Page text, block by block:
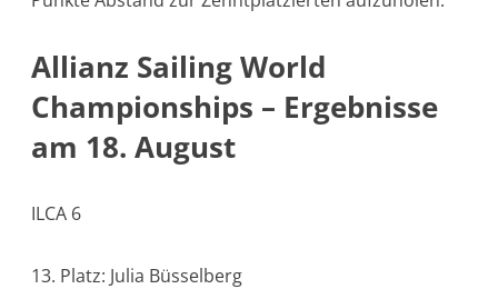
Allianz Sailing World
Championships – Ergebnisse
am 18. August
ILCA 6
13. Platz: Julia Büsselberg